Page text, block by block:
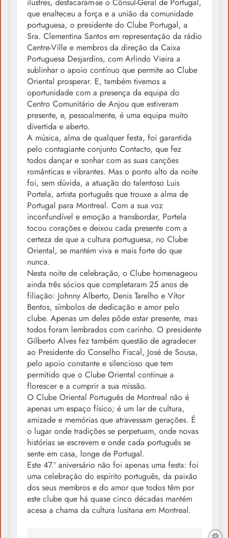
ilustres, destacaram-se o Cônsul-Geral de Portugal,
que enalteceu a força e a união da comunidade
portuguesa, o presidente do Clube Portugal, a
Sra. Clementina Santos em representação da rádio
Centre-Ville e membros da direção da Caixa
Portuguesa Desjardins, com Arlindo Vieira a
sublinhar o apoio contínuo que permite ao Clube
Oriental prosperar. E, também tivemos a
oportunidade com a presença da equipa do
Centro Comunitário de Anjou que estiveram
presente, e, pessoalmente, é uma equipa muito
divertida e aberto.
A música, alma de qualquer festa, foi garantida
pelo contagiante conjunto Contacto, que fez
todos dançar e sonhar com as suas canções
românticas e vibrantes. Mas o ponto alto da noite
foi, sem dúvida, a atuação do talentoso Luis
Portela, artista português que trouxe a alma de
Portugal para Montreal. Com a sua voz
inconfundível e emoção a transbordar, Portela
tocou corações e deixou cada presente com a
certeza de que a cultura portuguesa, no Clube
Oriental, se mantém viva e mais forte do que
nunca.
Nesta noite de celebração, o Clube homenageou
ainda três sócios que completaram 25 anos de
filiação: Johnny Alberto, Denis Tarelho e Vítor
Bentos, símbolos de dedicação e amor pelo
clube. Apenas um deles pôde estar presente, mas
todos foram lembrados com carinho. O presidente
Gilberto Alves fez também questão de agradecer
ao Presidente do Conselho Fiscal, José de Sousa,
pelo apoio constante e silencioso que tem
permitido que o Clube Oriental continue a
florescer e a cumprir a sua missão.
O Clube Oriental Português de Montreal não é
apenas um espaço físico; é um lar de cultura,
amizade e memórias que atravessam gerações. É
o lugar onde tradições se perpetuam, onde novas
histórias se escrevem e onde cada português se
sente em casa, longe de Portugal.
Este 47.º aniversário não foi apenas uma festa: foi
uma celebração do espírito português, da paixão
dos seus membros e do amor que todos têm por
este clube que há quase cinco décadas mantém
acesa a chama da cultura lusitana em Montreal.